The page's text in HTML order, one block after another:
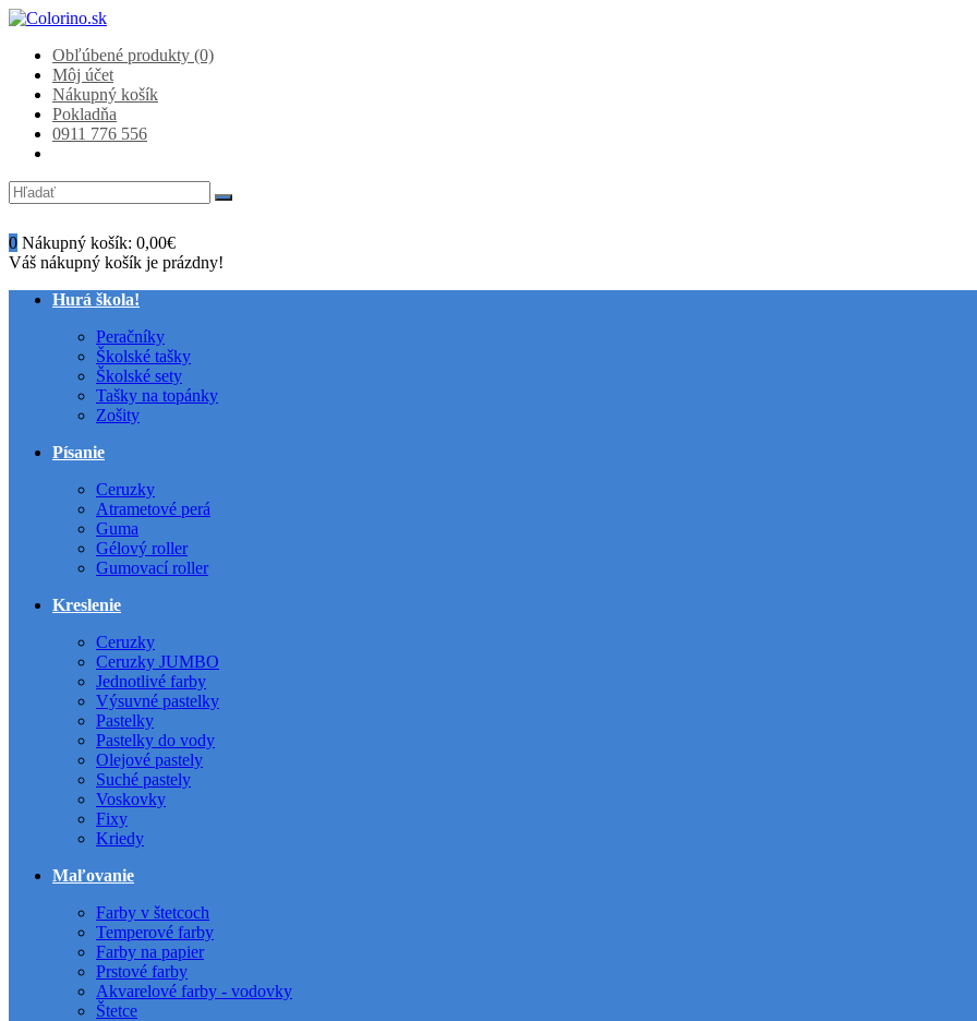
Obľúbené produkty (0)
Môj účet
Nákupný košík
Pokladňa
0911 776 556
0 Nákupný košík: 0,00€
Váš nákupný košík je prázdny!
Hurá škola!
Peračníky
Školské tašky
Školské sety
Tašky na topánky
Zošity
Písanie
Ceruzky
Atrametové perá
Guma
Gélový roller
Gumovací roller
Kreslenie
Ceruzky
Ceruzky JUMBO
Jednotlivé farby
Výsuvné pastelky
Pastelky
Pastelky do vody
Olejové pastely
Suché pastely
Voskovky
Fixy
Kriedy
Maľovanie
Farby v štetcoch
Temperové farby
Farby na papier
Prstové farby
Akvarelové farby - vodovky
Štetce